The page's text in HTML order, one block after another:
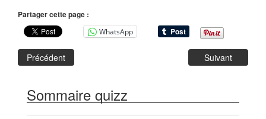
Partager cette page :
WhatsApp
Précédent Suivant
Sommaire quizz